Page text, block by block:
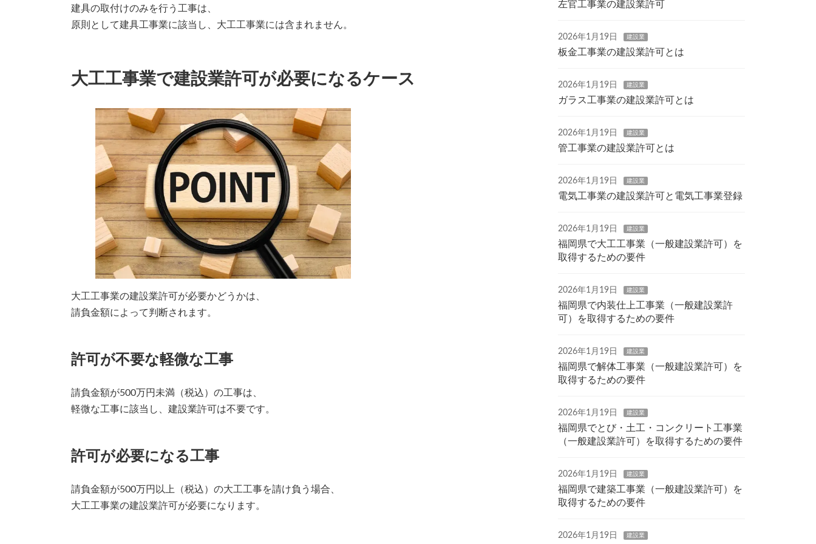
建具の取付けのみを行う工事は、
原則として建具工事業に該当し、大工工事業には含まれません。
大工工事業で建設業許可が必要になるケース
大工工事業の建設業許可が必要かどうかは、
請負金額によって判断されます。
許可が不要な軽微な工事
請負金額が500万円未満（税込）の工事は、
軽微な工事に該当し、建設業許可は不要です。
許可が必要になる工事
請負金額が500万円以上（税込）の大工工事を請け負う場合、
大工工事業の建設業許可が必要になります。
左官工事業の建設業許可
2026年1月19日 建設業
板金工事業の建設業許可とは
2026年1月19日 建設業
ガラス工事業の建設業許可とは
2026年1月19日 建設業
管工事業の建設業許可とは
2026年1月19日 建設業
電気工事業の建設業許可と電気工事業登録
2026年1月19日 建設業
福岡県で大工工事業（一般建設業許可）を
取得するための要件
2026年1月19日 建設業
福岡県で内装仕上工事業（一般建設業許
可）を取得するための要件
2026年1月19日 建設業
福岡県で解体工事業（一般建設業許可）を
取得するための要件
2026年1月19日 建設業
福岡県でとび・土工・コンクリート工事業
（一般建設業許可）を取得するための要件
2026年1月19日 建設業
福岡県で建築工事業（一般建設業許可）を
取得するための要件
2026年1月19日 建設業